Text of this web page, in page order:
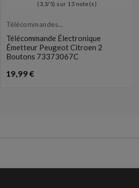
( 3,3/5) sur 13 note(s)
Télécommandes
Télécommande Électronique
Émetteur Peugeot Citroen 2
Boutons 73373067C
19,99 €Prix